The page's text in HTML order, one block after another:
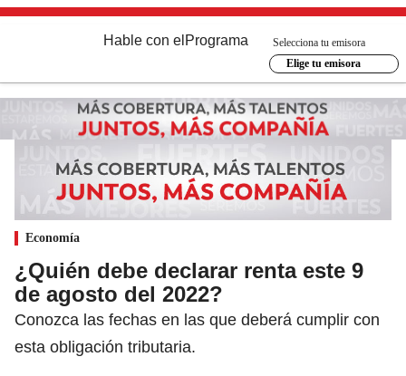
Hable con el Programa
Selecciona tu emisora
Elige tu emisora
Economía
¿Quién debe declarar renta este 9
de agosto del 2022?
Conozca las fechas en las que deberá cumplir con
esta obligación tributaria.